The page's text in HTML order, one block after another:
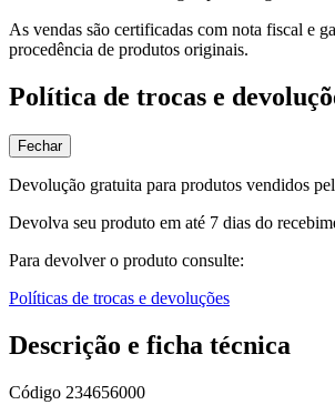
As vendas são certificadas com nota fiscal e
procedência de produtos originais.
Política de trocas e
Fechar
Devolução gratuita para produtos vendidos
Devolva seu produto em até 7 dias do
Para devolver o produto consulte:
Políticas de trocas e devoluções
Descrição e ficha técnica
Código 234656000